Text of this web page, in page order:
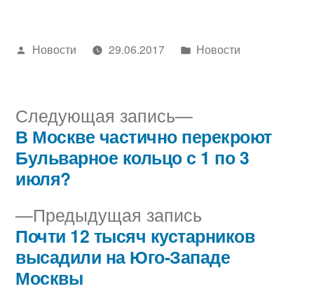
Написано
Новости 29.06.2017
Написано
Новости
Навигация
по
записям
Предыдущая запись
запись:
Почти 12 тысяч кустарников
высадили на Юго-Западе
Москвы
Следующая запись
Следующая
запись:
В Москве частично перекроют
Бульварное кольцо с 1 по 3
июля?